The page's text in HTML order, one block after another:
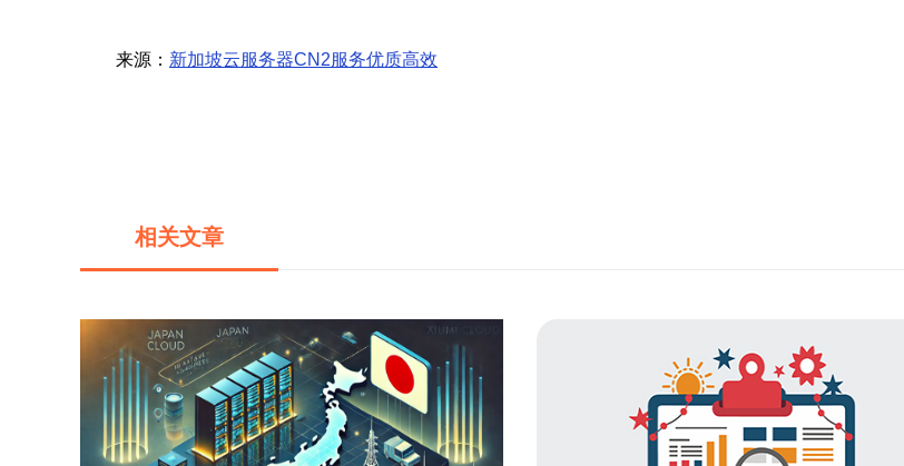
来源： 新加坡云服务器CN2服务优质高效
相关文章